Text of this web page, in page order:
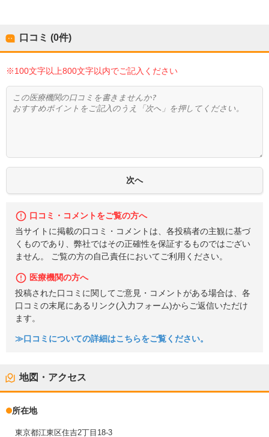
口コミ (0件)
※100文字以上800文字以内でご記入ください
口コミ・コメントをご覧の方へ
当サイトに掲載の口コミ・コメントは、各投稿者の主観に基づ
くものであり、弊社ではその正確性を保証するものではござい
ません。 ご覧の方の自己責任においてご利用ください。
医療機関の方へ
投稿された口コミに関してご意見・コメントがある場合は、各
口コミの末尾にあるリンク(入力フォーム)からご返信いただけ
ます。
≫口コミについての詳細はこちらをご覧ください。
地図・アクセス
所在地
東京都江東区住吉2丁目18-3